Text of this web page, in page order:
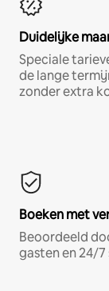
Duidelijke
Speciale
de lange
zonder extra
Boeken met
Beoordeeld
gasten en 24/